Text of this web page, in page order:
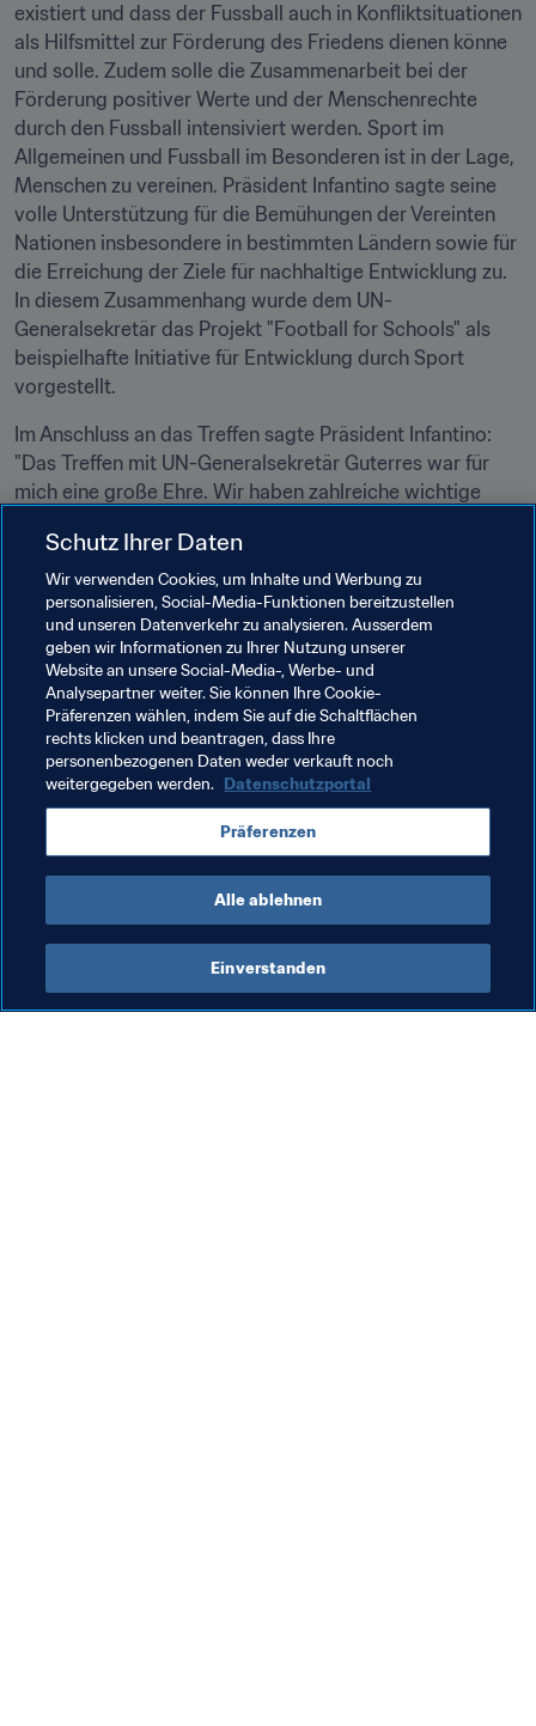
existiert und dass der Fussball auch in Konfliktsituationen
als Hilfsmittel zur Förderung des Friedens dienen könne
und solle. Zudem solle die Zusammenarbeit bei der
Förderung positiver Werte und der Menschenrechte
durch den Fussball intensiviert werden. Sport im
Allgemeinen und Fussball im Besonderen ist in der Lage,
Menschen zu vereinen. Präsident Infantino sagte seine
volle Unterstützung für die Bemühungen der Vereinten
Nationen insbesondere in bestimmten Ländern sowie für
die Erreichung der Ziele für nachhaltige Entwicklung zu.
In diesem Zusammenhang wurde dem UN-
Generalsekretär das Projekt "Football for Schools" als
beispielhafte Initiative für Entwicklung durch Sport
vorgestellt.
Im Anschluss an das Treffen sagte Präsident Infantino:
"Das Treffen mit UN-Generalsekretär Guterres war für
mich eine große Ehre. Wir haben zahlreiche wichtige
Fussballs wie ich selbst. Um diese Kraft nutzen zu
können, haben wir zahlreiche gemeinsame Ziele
angesprochen, darunter auch, wie die FIFA weiterhin
dazu beitragen kann, den Frieden in Konfliktsituationen
zu fördern, die Menschen zu vereinen und die positiven
Werte zu fördern, für die die Vereinten Nationen und die
FIFA eintreten."
Verwandte Themen
FIFA-Präsident Organisation
Schutz Ihrer Daten
Wir verwenden Cookies, um Inhalte und Werbung zu
personalisieren, Social-Media-Funktionen bereitzustellen
und unseren Datenverkehr zu analysieren. Ausserdem
geben wir Informationen zu Ihrer Nutzung unserer
Website an unsere Social-Media-, Werbe- und
Analysepartner weiter. Sie können Ihre Cookie-
Präferenzen wählen, indem Sie auf die Schaltflächen
rechts klicken und beantragen, dass Ihre
personenbezogenen Daten weder verkauft noch
weitergegeben werden. Datenschutzportal
Präferenzen
Alle ablehnen
Einverstanden